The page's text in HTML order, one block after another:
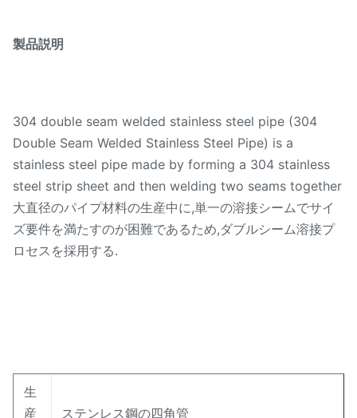
製品説明
304 double seam welded stainless steel pipe (304
Double Seam Welded Stainless Steel Pipe) is a
stainless steel pipe made by forming a 304 stainless
steel strip sheet and then welding two seams together
大直径のパイプ材料の生産中に,単一の溶接シームでサイ
ズ要件を満たすのが困難であるため,ダブルシーム溶接プ
ロセスを採用する.
生
産
ステンレス鋼の四角管